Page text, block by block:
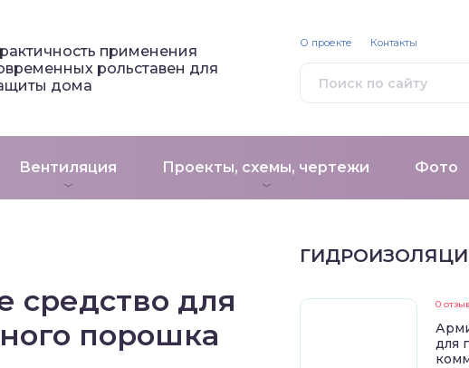
применения
рольставен для
дома
Вентиляция Проекты, схемы, чертежи Фото
О проекте Контакты
средство для
порошка
0
для